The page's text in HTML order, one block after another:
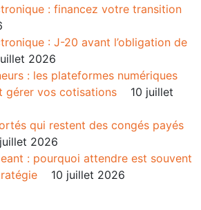
: financez votre transition
: J-20 avant l’obligation de
2026
: les plateformes numériques
gérer vos cotisations
10 juillet
qui restent des congés payés
2026
: pourquoi attendre est souvent
10 juillet 2026